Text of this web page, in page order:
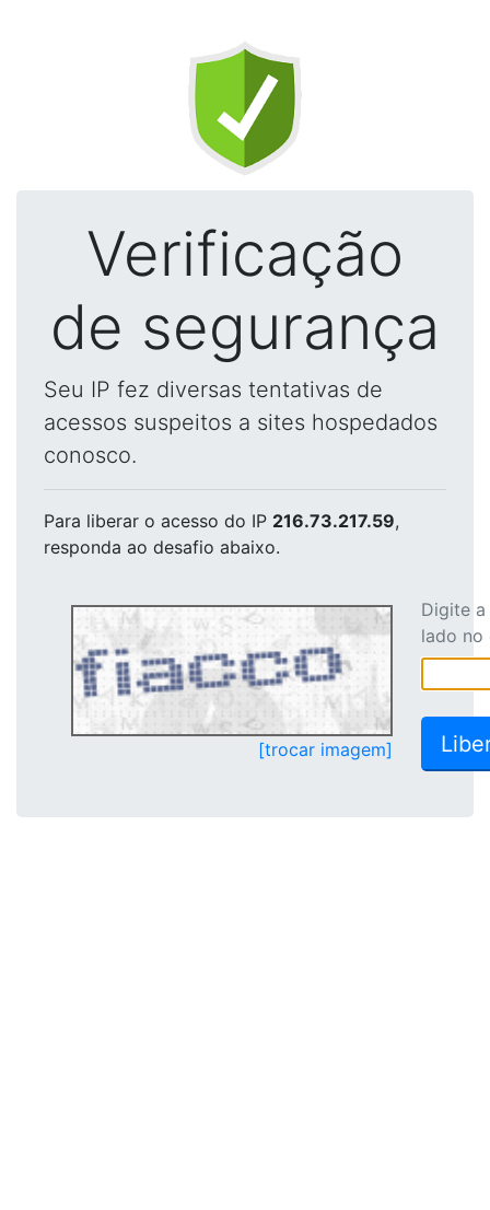
Verificação
de segurança
Seu IP fez diversas tentativas de
acessos suspeitos a sites hospedados
conosco.
Para liberar o acesso do IP 216.73.217.59,
responda ao desafio abaixo.
[trocar imagem]
Digite
lado no